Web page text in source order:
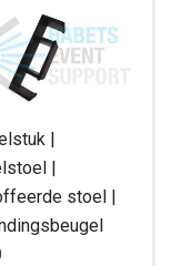
|
|
stoel |